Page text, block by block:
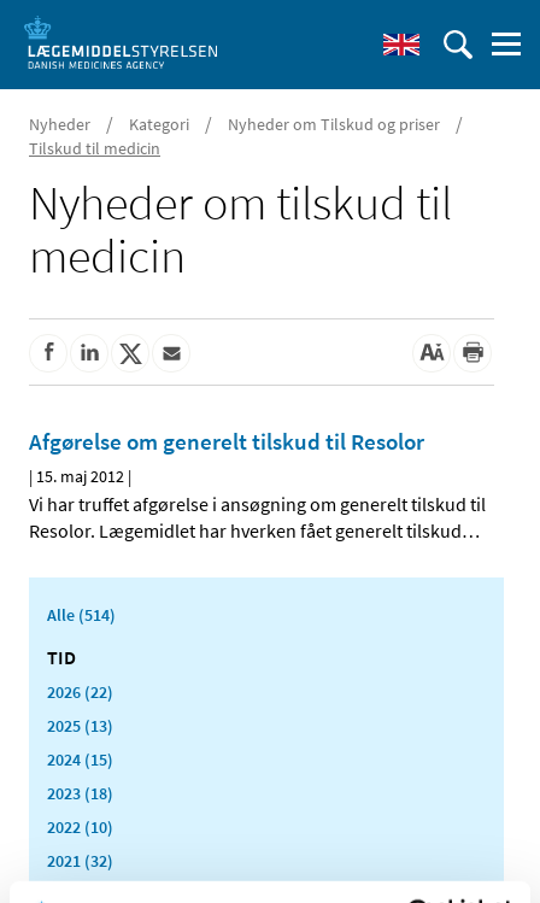
Nyheder / Kategori / Nyheder om Tilskud og priser /
Tilskud til medicin
Nyheder om tilskud til
medicin
Afgørelse om generelt tilskud til Resolor
| 15. maj 2012 |
Vi har truffet afgørelse i ansøgning om generelt tilskud til
Resolor. Lægemidlet har hverken fået generelt tilskud…
Alle (514)
TID
2026 (22)
2025 (13)
2024 (15)
2023 (18)
2022 (10)
2021 (32)